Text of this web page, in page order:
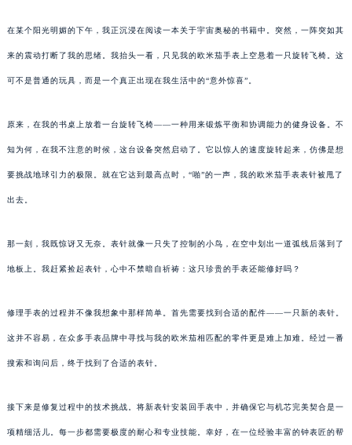
在某个阳光明媚的下午，我正沉浸在阅读一本关于宇宙奥秘的书籍中。突然，一阵突如其
来的震动打断了我的思绪。我抬头一看，只见我的欧米茄手表上空悬着一只旋转飞椅。这
可不是普通的玩具，而是一个真正出现在我生活中的“意外惊喜”。
原来，在我的书桌上放着一台旋转飞椅——一种用来锻炼平衡和协调能力的健身设备。不
知为何，在我不注意的时候，这台设备突然启动了。它以惊人的速度旋转起来，仿佛是想
要挑战地球引力的极限。就在它达到最高点时，“啪”的一声，我的欧米茄手表表针被甩了
出去。
那一刻，我既惊讶又无奈。表针就像一只失了控制的小鸟，在空中划出一道弧线后落到了
地板上。我赶紧捡起表针，心中不禁暗自祈祷：这只珍贵的手表还能修好吗？
修理手表的过程并不像我想象中那样简单。首先需要找到合适的配件——一只新的表针。
这并不容易，在众多手表品牌中寻找与我的欧米茄相匹配的零件更是难上加难。经过一番
搜索和询问后，终于找到了合适的表针。
接下来是修复过程中的技术挑战。将新表针安装回手表中，并确保它与机芯完美契合是一
项精细活儿。每一步都需要极度的耐心和专业技能。幸好，在一位经验丰富的钟表匠的帮